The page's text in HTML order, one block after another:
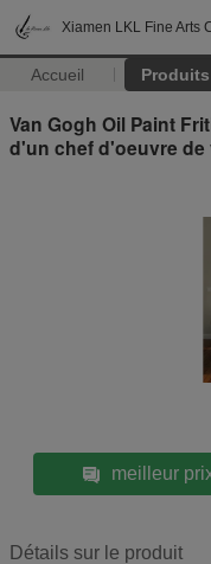
Xiamen LKL Fine Arts
Accueil Produits
Van Gogh Oil Paint
d'un chef d'oeuvre de
meilleur
Détails sur le produit